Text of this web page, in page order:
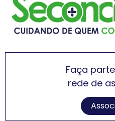
Faça
rede de